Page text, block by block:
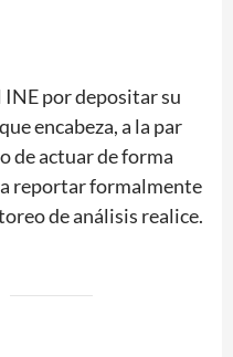
INE por depositar su
encabeza, a la par
de actuar de forma
reportar formalmente
de análisis realice.